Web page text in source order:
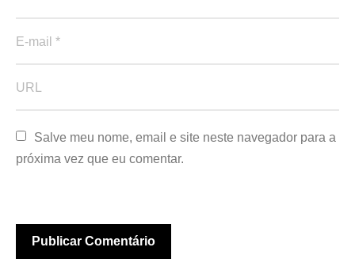
Salve meu nome, email e site neste navegador para a
próxima vez que eu comentar.